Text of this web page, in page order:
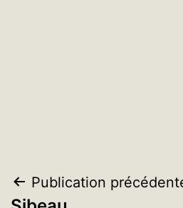
Navigation
Publication